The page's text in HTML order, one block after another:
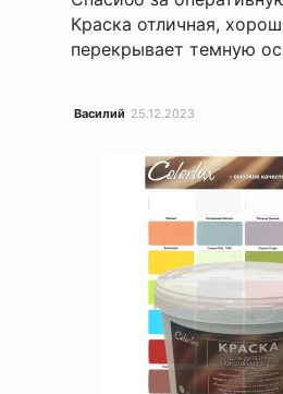
Краска отличная,
перекрывает темную
Василий 25.12.2023